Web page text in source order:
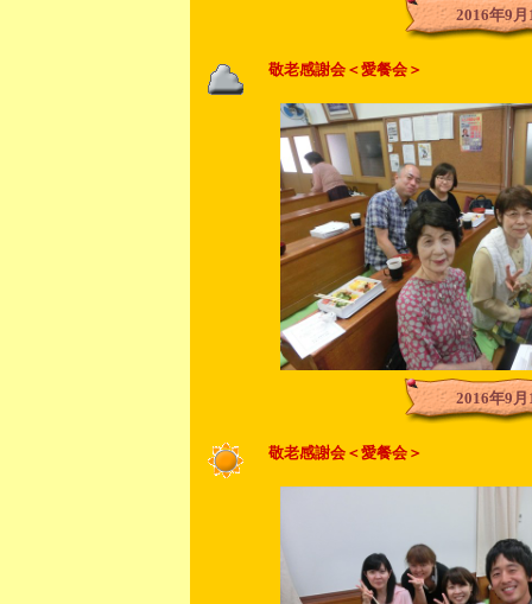
2016年9月
敬老感謝会＜愛餐会＞
2016年9月
敬老感謝会＜愛餐会＞